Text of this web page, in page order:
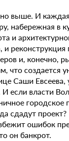
выше. И каждая
набережная в
и
и
и, конечно,
что создается
Саши
И если власти
городское
сдадут
ошибок
он банкрот.